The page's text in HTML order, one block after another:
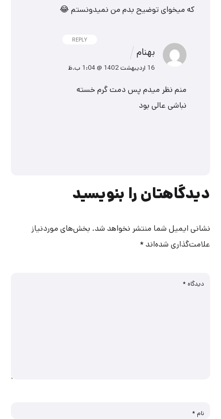
که میخوای توضیح بدم من نمیدونستم 😂
بهنام
16 اردیبهشت 1402 @ 1:04 ب.ظ
منم نظر میدم پس دمت گرم خسته
نباشی عالی بود
REPLY
دیدگاهتان را بنویسید
نشانی ایمیل شما منتشر نخواهد شد. بخش‌های موردنیاز
علامت‌گذاری شده‌اند*
دیدگاه *
نام *